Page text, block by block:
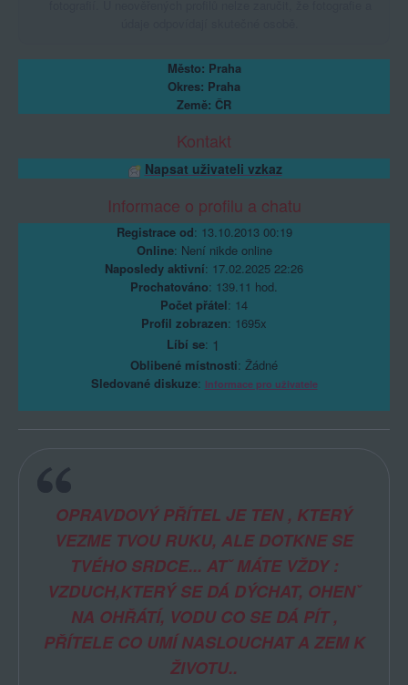
Město: Praha
Okres: Praha
Země: ČR
Kontakt
Napsat uživateli vzkaz
Informace o profilu a chatu
Registrace od: 13.10.2013 00:19
Online: Není nikde online
Naposledy aktivní: 17.02.2025 22:26
Prochatováno: 139.11 hod.
Počet přátel: 14
Profil zobrazen: 1695x
Líbí se: 1
Oblibené místnosti: Žádné
Sledované diskuze: Informace pro uživatele
OPRAVDOVÝ PŘÍTEL JE TEN , KTERÝ
VEZME TVOU RUKU, ALE DOTKNE SE
TVÉHO SRDCE... ATˇ MÁTE VŽDY :
VZDUCH,KTERÝ SE DÁ DÝCHAT, OHENˇ
NA OHŘÁTÍ, VODU CO SE DÁ PÍT ,
PŘÍTELE CO UMÍ NASLOUCHAT A ZEM K
ŽIVOTU..